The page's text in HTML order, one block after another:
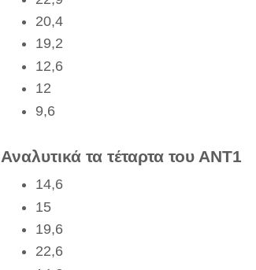
20,4
19,2
12,6
12
9,6
Αναλυτικά τα τέταρτα του ΑΝΤ1
14,6
15
19,6
22,6